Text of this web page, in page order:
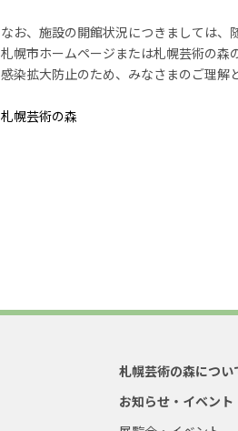
なお、施設の開館状況につきましては、
札幌市ホームページまたは札幌芸術の森
感染拡大防止のため、みなさまのご理解
札幌芸術の森
札幌芸術の森につい
お知らせ・イベント